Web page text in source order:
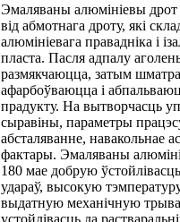
Эмаляваны алюмініевы
від абмотнага дроту, які
алюмініевага правадніка і
пласта. Пасля адпалу
размякчаюцца, затым
афарбоўваюцца і
прадукту. На вытворчасць
сыравіны, параметры
абсталяванне, навакольнае
фактары. Эмаляваны
180 мае добрую
удараў, высокую
выдатную механічную
устойлівасць да